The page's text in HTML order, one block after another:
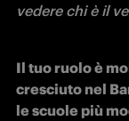
vedere chi è il
Il tuo ruolo è
cresciuto nel
le scuole più